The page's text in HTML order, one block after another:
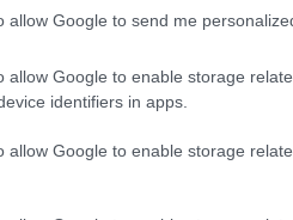
allow Google to send me
allow Google to enable storage
identifiers in apps.
allow Google to enable storage
Forrás: